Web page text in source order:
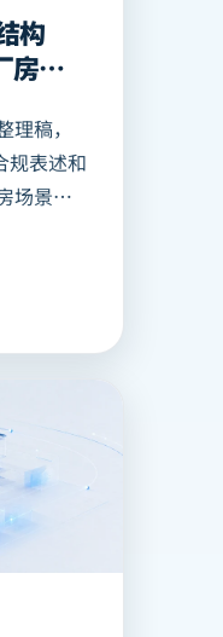
构
房应
稿，
规表述和
进行专